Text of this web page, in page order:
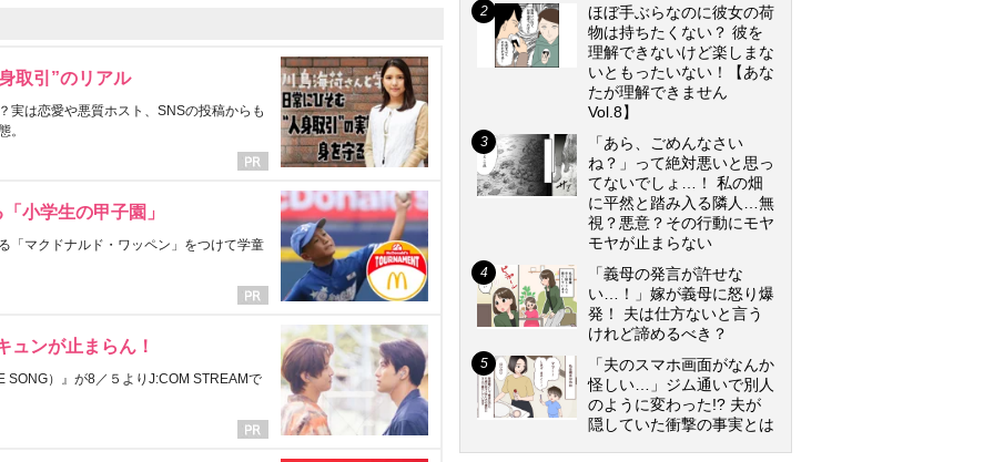
取引”のリアル
実は恋愛や悪質ホスト、SNSの投稿からも
。
小学生の甲子園」
「マクドナルド・ワッペン」をつけて学童
ュンが止まらん！
SONG）』が8／５よりJ:COM STREAMで
ほぼ手ぶらなのに彼女の荷
物は持ちたくない？ 彼を
理解できないけど楽しまな
いともったいない！【あな
たが理解できません
Vol.8】
「あら、ごめんなさい
ね？」って絶対悪いと思っ
てないでしょ…！ 私の畑
に平然と踏み入る隣人…無
視？悪意？その行動にモヤ
モヤが止まらない
「義母の発言が許せな
い…！」嫁が義母に怒り爆
発！ 夫は仕方ないと言う
けれど諦めるべき？
「夫のスマホ画面がなんか
怪しい…」ジム通いで別人
のように変わった!? 夫が
隠していた衝撃の事実とは